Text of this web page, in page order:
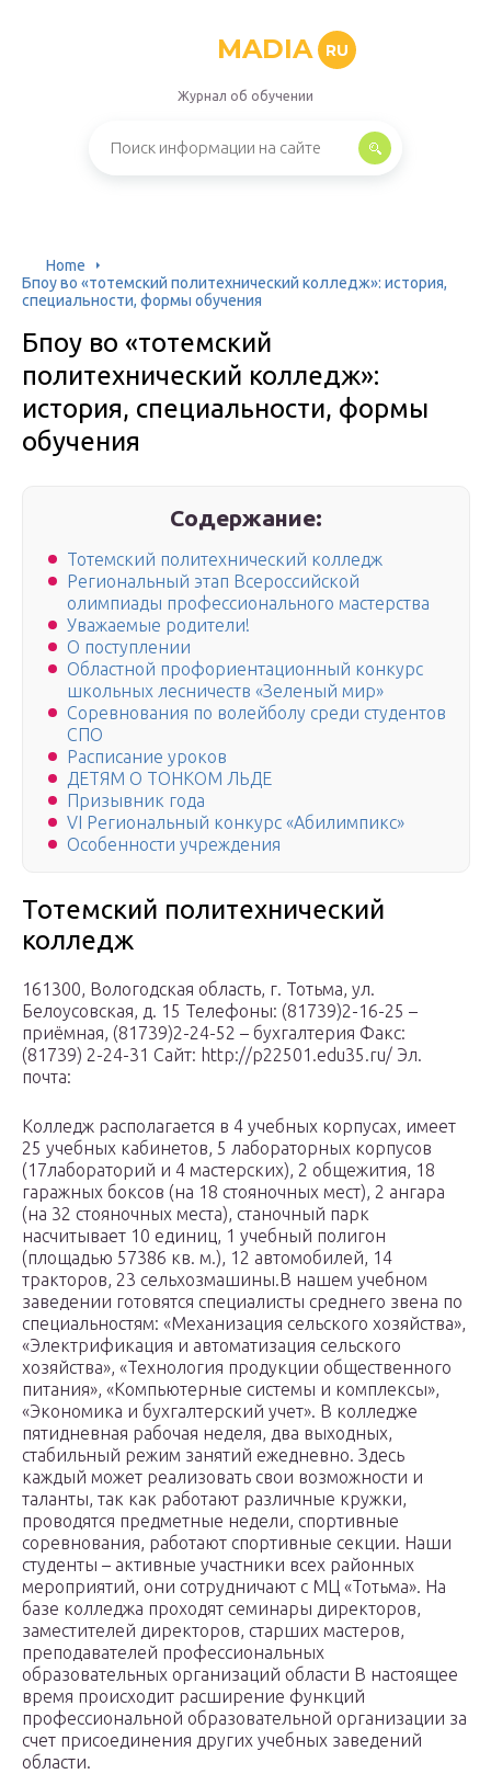
MADIA RU
Журнал об обучении
Home
Бпоу во «тотемский политехнический колледж»: история,
специальности, формы обучения
Бпоу во «тотемский
политехнический колледж»:
история, специальности, формы
обучения
Содержание:
Тотемский политехнический колледж
Региональный этап Всероссийской
олимпиады профессионального мастерства
Уважаемые родители!
О поступлении
Областной профориентационный конкурс
школьных лесничеств «Зеленый мир»
Соревнования по волейболу среди студентов
СПО
Расписание уроков
ДЕТЯМ О ТОНКОМ ЛЬДЕ
Призывник года
VI Региональный конкурс «Абилимпикс»
Особенности учреждения
Тотемский политехнический
колледж
161300, Вологодская область, г. Тотьма, ул.
Белоусовская, д. 15 Телефоны: (81739)2-16-25 –
приёмная, (81739)2-24-52 – бухгалтерия Факс:
(81739) 2-24-31 Сайт: http://p22501.edu35.ru/ Эл.
почта:
Колледж располагается в 4 учебных корпусах, имеет
25 учебных кабинетов, 5 лабораторных корпусов
(17лабораторий и 4 мастерских), 2 общежития, 18
гаражных боксов (на 18 стояночных мест), 2 ангара
(на 32 стояночных места), станочный парк
насчитывает 10 единиц, 1 учебный полигон
(площадью 57386 кв. м.), 12 автомобилей, 14
тракторов, 23 сельхозмашины.В нашем учебном
заведении готовятся специалисты среднего звена по
специальностям: «Механизация сельского хозяйства»,
«Электрификация и автоматизация сельского
хозяйства», «Технология продукции общественного
питания», «Компьютерные системы и комплексы»,
«Экономика и бухгалтерский учет». В колледже
пятидневная рабочая неделя, два выходных,
стабильный режим занятий ежедневно. Здесь
каждый может реализовать свои возможности и
таланты, так как работают различные кружки,
проводятся предметные недели, спортивные
соревнования, работают спортивные секции. Наши
студенты – активные участники всех районных
мероприятий, они сотрудничают с МЦ «Тотьма». На
базе колледжа проходят семинары директоров,
заместителей директоров, старших мастеров,
преподавателей профессиональных
образовательных организаций области В настоящее
время происходит расширение функций
профессиональной образовательной организации за
счет присоединения других учебных заведений
области.